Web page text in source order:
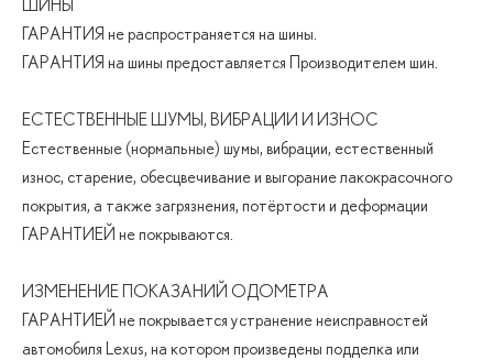
ШИНЫ
ГАРАНТИЯ не распространяется на шины.
ГАРАНТИЯ на шины предоставляется Производителем шин.
ЕСТЕСТВЕННЫЕ ШУМЫ, ВИБРАЦИИ И ИЗНОС
Естественные (нормальные) шумы, вибрации, естественный
износ, старение, обесцвечивание и выгорание лакокрасочного
покрытия, а также загрязнения, потёртости и деформации
ГАРАНТИЕЙ не покрываются.
ИЗМЕНЕНИЕ ПОКАЗАНИЙ ОДОМЕТРА
ГАРАНТИЕЙ не покрывается устранение неисправностей
автомобиля Lexus, на котором произведены подделка или